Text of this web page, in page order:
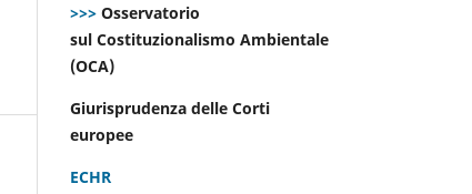
>>> Osservatorio
sul Costituzionalismo Ambientale
(OCA)
Giurisprudenza delle Corti
europee
ECHR